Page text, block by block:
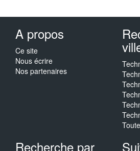
A propos
Ce site
Nous écrire
Nos partenaires
Recherche par